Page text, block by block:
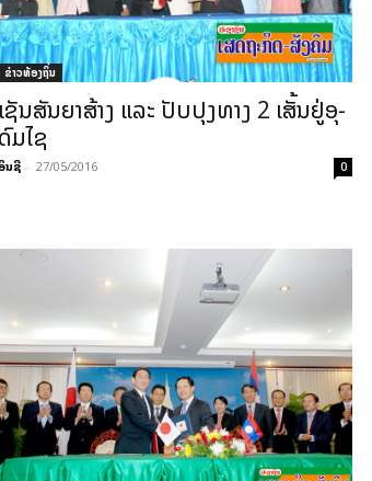
ຂ່າວທ້ອງຖິ່ນ
ເຊັນ​ສັນ­ຍາ​ສ້າງ ແລະ​ ປັບ­ປຸງ​ທາງ 2 ເສັ້ນ​ຢູ່​ອຸ­
ດົມ​ໄຊ
ອິນຊີ - 27/05/2016 0